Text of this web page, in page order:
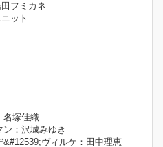
フミカネ
ット
名塚佳織
：沢城みゆき
&#12539;ヴィルケ：田中理恵